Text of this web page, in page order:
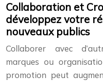
Collaboration et
développez votre
nouveaux publics
Collaborer avec
marques ou
promotion peut